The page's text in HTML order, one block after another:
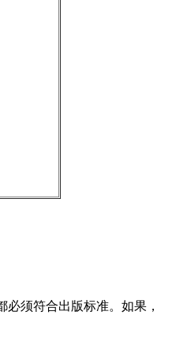
须符合出版标准。如果，